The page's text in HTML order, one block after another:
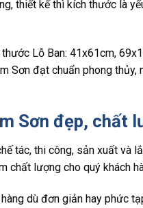
thiết kế thì kích thước là
Lỗ Ban: 41x61cm,
đạt chuẩn phong thủy,
Sơn đẹp, chất
tác, thi công, sản xuất và
chất lượng cho quý khách
dù đơn giản hay phức